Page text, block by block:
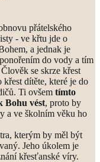
přátelského
- ve křtu jde o
a jednak je
do vody a tím
se skrze křest
dítěte, které je do
Ti ovšem tímto
Bohu vést, proto by
a ve školním věku ho
kterým by měl být
Jeho úkolem je
křesťanské víry.